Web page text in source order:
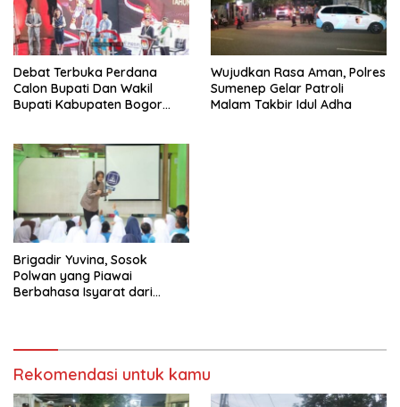
Debat Terbuka Perdana
Calon Bupati Dan Wakil
Bupati Kabupaten Bogor
Wujudkan Rasa Aman, Polres
Sumenep Gelar Patroli
Malam Takbir Idul Adha
Brigadir Yuvina, Sosok
Polwan yang Piawai
Berbahasa Isyarat dari
Rekomendasi untuk kamu